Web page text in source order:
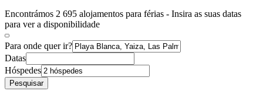
Encontrámos 2 695 alojamentos para férias - Insira as suas datas
para ver a disponibilidade
Para onde quer ir?
Datas
Hóspedes
Pesquisar